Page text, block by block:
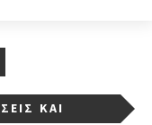
ΚΑΙ